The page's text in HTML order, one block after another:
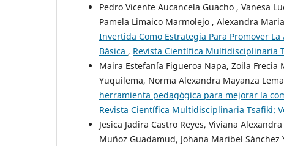
Pedro Vicente Aucancela Guacho , Vanesa
Pamela Limaico Marmolejo , Alexandra
Invertida Como Estrategia Para Promover
Básica , Revista Científica Multidisciplinaria
Maira Estefanía Figueroa Napa, Zoila Frecia
Yuquilema, Norma Alexandra Mayanza
herramienta pedagógica para mejorar la
Revista Científica Multidisciplinaria Tsafiki:
Jesica Jadira Castro Reyes, Viviana
Muñoz Guadamud, Johana Maribel